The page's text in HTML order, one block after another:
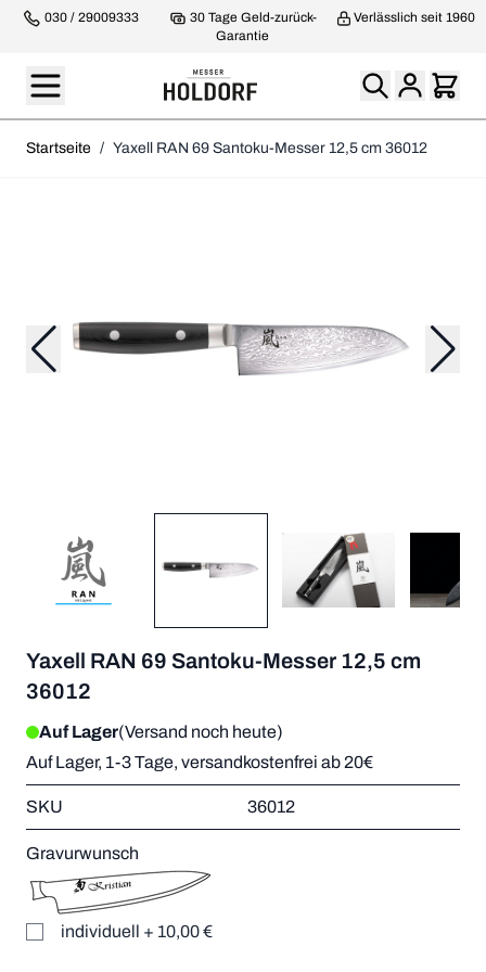
030 / 29009333
30 Tage Geld-zurück-
Garantie
Verlässlich seit 1960
Startseite / Yaxell RAN 69 Santoku-Messer 12,5 cm 36012
Yaxell RAN 69 Santoku-Messer 12,5 cm
36012
Auf Lager(Versand noch heute)
Auf Lager, 1-3 Tage, versandkostenfrei ab 20€
SKU 36012
Gravurwunsch
individuell + 10,00 €